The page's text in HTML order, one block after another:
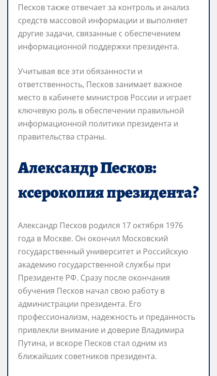
Песков также отвечает за контроль и анализ
средств массовой информации и выполняет
другие задачи, связанные с обеспечением
информационной поддержки президента.
Учитывая все эти обязанности и
ответственность, Песков занимает важное
место в кабинете министров России и играет
ключевую роль в обеспечении правильной
информационной политики президента и
правительства страны.
Александр Песков:
ксерокопия президента?
Александр Песков родился 17 октября 1976
года в Москве. Он окончил Московский
государственный университет и Российскую
академию государственной службы при
Президенте РФ. Сразу после окончания
обучения Песков начал свою работу в
администрации президента. Его
профессионализм, надежность и преданность
привлекли внимание и доверие Владимира
Путина, и вскоре Песков стал одним из
ближайших советников президента.